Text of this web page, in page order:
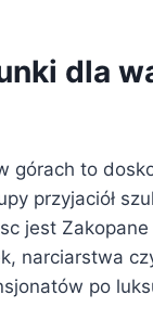
dla
górach to
przyjaciół
jest Zakopane
narciarstwa
po